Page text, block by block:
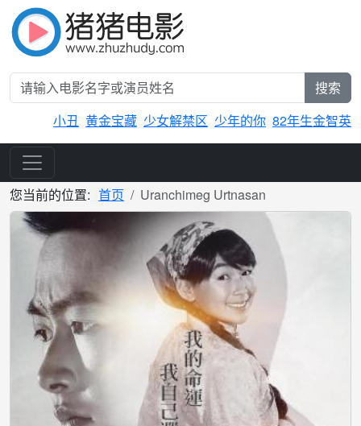
搜索
小丑 黄金宝藏 少女解禁区 少年的你 82年生金智英
您当前的位置: 首页 Uranchimeg Urtnasan